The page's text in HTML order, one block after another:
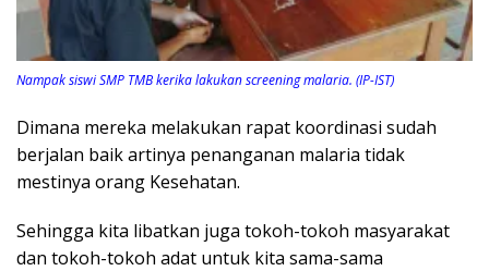
Nampak siswi SMP TMB kerika lakukan screening malaria. (IP-IST)
Dimana mereka melakukan rapat koordinasi sudah
berjalan baik artinya penanganan malaria tidak
mestinya orang Kesehatan.
Sehingga kita libatkan juga tokoh-tokoh masyarakat
dan tokoh-tokoh adat untuk kita sama-sama